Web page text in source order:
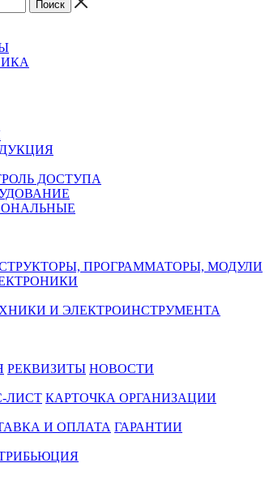
ДОСТУПА
ПРОГРАММАТОРЫ, МОДУЛИ
И ЭЛЕКТРОИНСТРУМЕНТА
РЕКВИЗИТЫ НОВОСТИ
ЛИСТ КАРТОЧКА ОРГАНИЗАЦИИ
И ОПЛАТА ГАРАНТИИ